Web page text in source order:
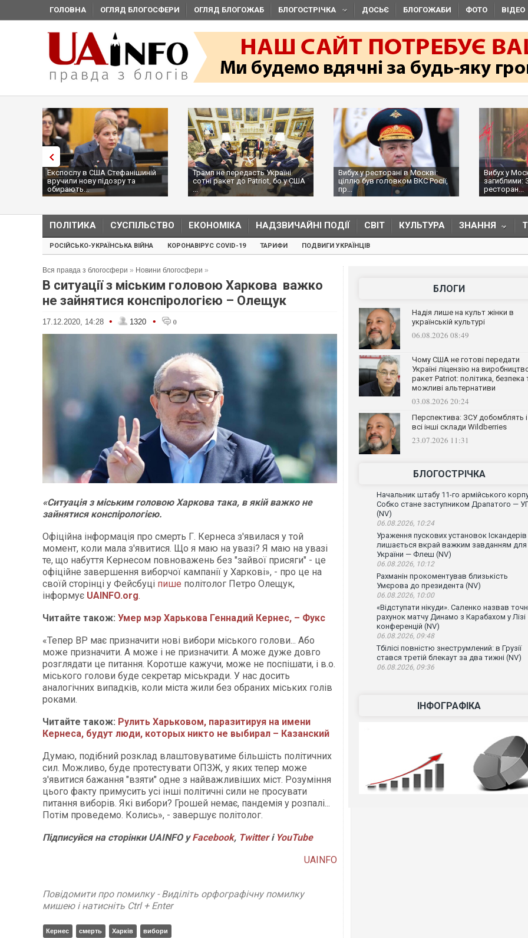
ГОЛОВНА ОГЛЯД БЛОГОСФЕРИ ОГЛЯД БЛОГОЖАБ БЛОГОСТРІЧКА ДОСЬЄ БЛОГОЖАБИ ФОТО ВІДЕО
Експослу в США Стефанішиній
вручили нову підозру та
обирають...
Трамп не передасть Україні
сотні ракет до Patriot, бо у США
...
Вибух у ресторані в Москві:
ціллю був головком ВКС Росії,
пр...
Вибух у
загиблими:
ресторан...
ПОЛІТИКА СУСПІЛЬСТВО ЕКОНОМІКА НАДЗВИЧАЙНІ ПОДІЇ СВІТ КУЛЬТУРА ЗНАННЯ
РОСІЙСЬКО-УКРАЇНСЬКА ВІЙНА КОРОНАВІРУС COVID-19 ТАРИФИ ПОДВИГИ УКРАЇНЦІВ
Вся правда з блогосфери » Новини блогосфери »
В ситуації з міським головою Харкова важко
не зайнятися конспірологією – Олещук
17.12.2020, 14:28 • 1320 • 0
«Ситуація з міським головою Харкова така, в якій важко не
зайнятися конспірологією.
Офіційна інформація про смерть Г. Кернеса з'явилася у той
момент, коли мала з'явитися. Що я маю на увазі? Я маю на увазі
те, що набуття Кернесом повноважень без "зайвої присяги" - це
офіційне завершення виборчої кампанії у Харкові», - про це на
своїй сторінці у Фейсбуці пише політолог Петро Олещук,
інформує UAINFO.org.
Читайте також: Умер мэр Харькова Геннадий Кернес, – Фукс
«Тепер ВР має призначити нові вибори міського голови... Або
може призначити. А може і не призначити. А може дуже довго
розглядати це питання. Коротше кажучи, може не поспішати, і в.о.
міського голови буде секретар міськради. У нас досить
аналогічних випадків, коли міста жили без обраних міських голів
роками.
Читайте також: Рулить Харьковом, паразитируя на имени
Кернеса, будут люди, которых никто не выбирал – Казанский
Думаю, подібний розклад влаштовуватиме більшість політичних
сил. Можливо, буде протестувати ОПЗЖ, у яких тепер може
з'явитися бажання "взяти" одне з найважливіших міст. Розуміння
цього факту примусить усі інші політичні сили не просувати
питання виборів. Які вибори? Грошей немає, пандемія у розпалі...
Потім проведемо. Колись», - завершує політолог.
Підписуйся на сторінки UAINFO уFacebook, Twitterі YouTube
UAINFO
Повідомити про помилку - Виділіть орфографічну помилку
мишею і натисніть Ctrl + Enter
Кернес смерть Харків вибори
БЛОГИ
Надія лише на культ жінки в
українській культурі
06.08.2026 08:49
Чому США не готові передати
Україні ліцензію на
ракет Patriot: політика, безпека
можливі альтернативи
03.08.2026 20:24
Перспектива: ЗСУ добомблять і
всі інші склади Wildberries
23.07.2026 11:31
БЛОГОСТРІЧКА
Начальник штабу 11-го армійського
Собко стане заступником Драпатого —
(NV)
06.08.2026, 10:24
Ураження пускових установок Іскандерів
лишається вкрай важким завданням для
України — Флеш (NV)
06.08.2026, 10:12
Рахманін прокоментував близькість
Умєрова до президента (NV)
06.08.2026, 10:00
«Відступати нікуди». Саленко назвав
рахунок матчу Динамо з Карабахом у Лізі
конференцій (NV)
06.08.2026, 09:48
Тбілісі повністю знеструмлений: в Грузії
стався третій блекаут за два тижні (NV)
06.08.2026, 09:36
ІНФОГРАФІКА